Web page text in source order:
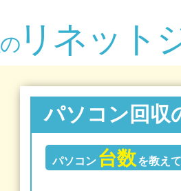
のリネット
パソコン回収
パソコン 台数 を教え